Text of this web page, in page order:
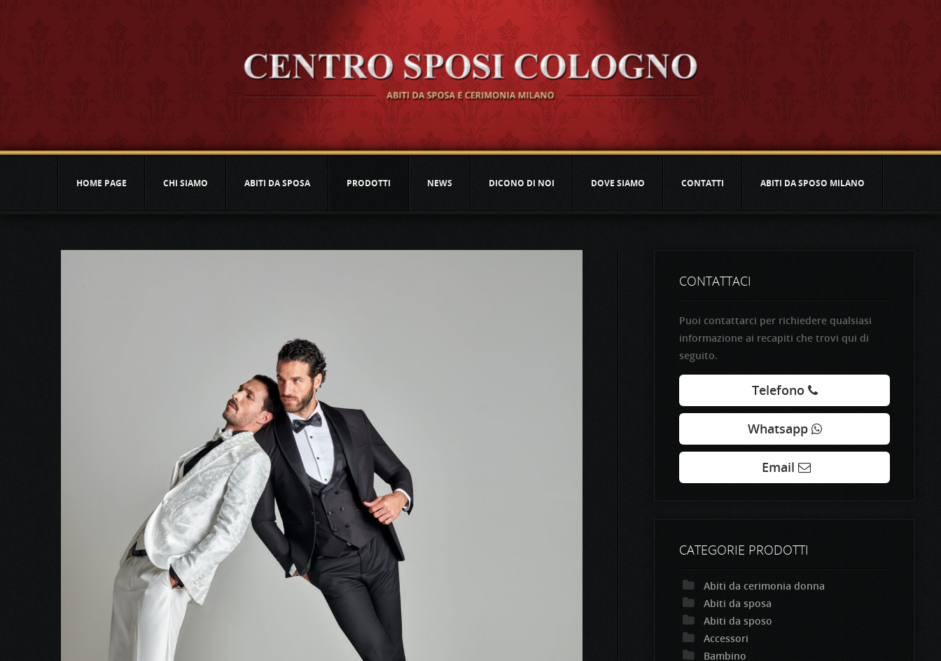
HOME PAGE CHI SIAMO ABITI DA SPOSA PRODOTTI NEWS DICONO DI NOI DOVE SIAMO CONTATTI ABITI DA SPOSO MILANO
CONTATTACI
Puoi contattarci per richiedere qualsiasi
informazione ai recapiti che trovi qui di
seguito.
Telefono
Whatsapp
Email
CATEGORIE PRODOTTI
Abiti da cerimonia donna
Abiti da sposa
Abiti da sposo
Accessori
Bambino